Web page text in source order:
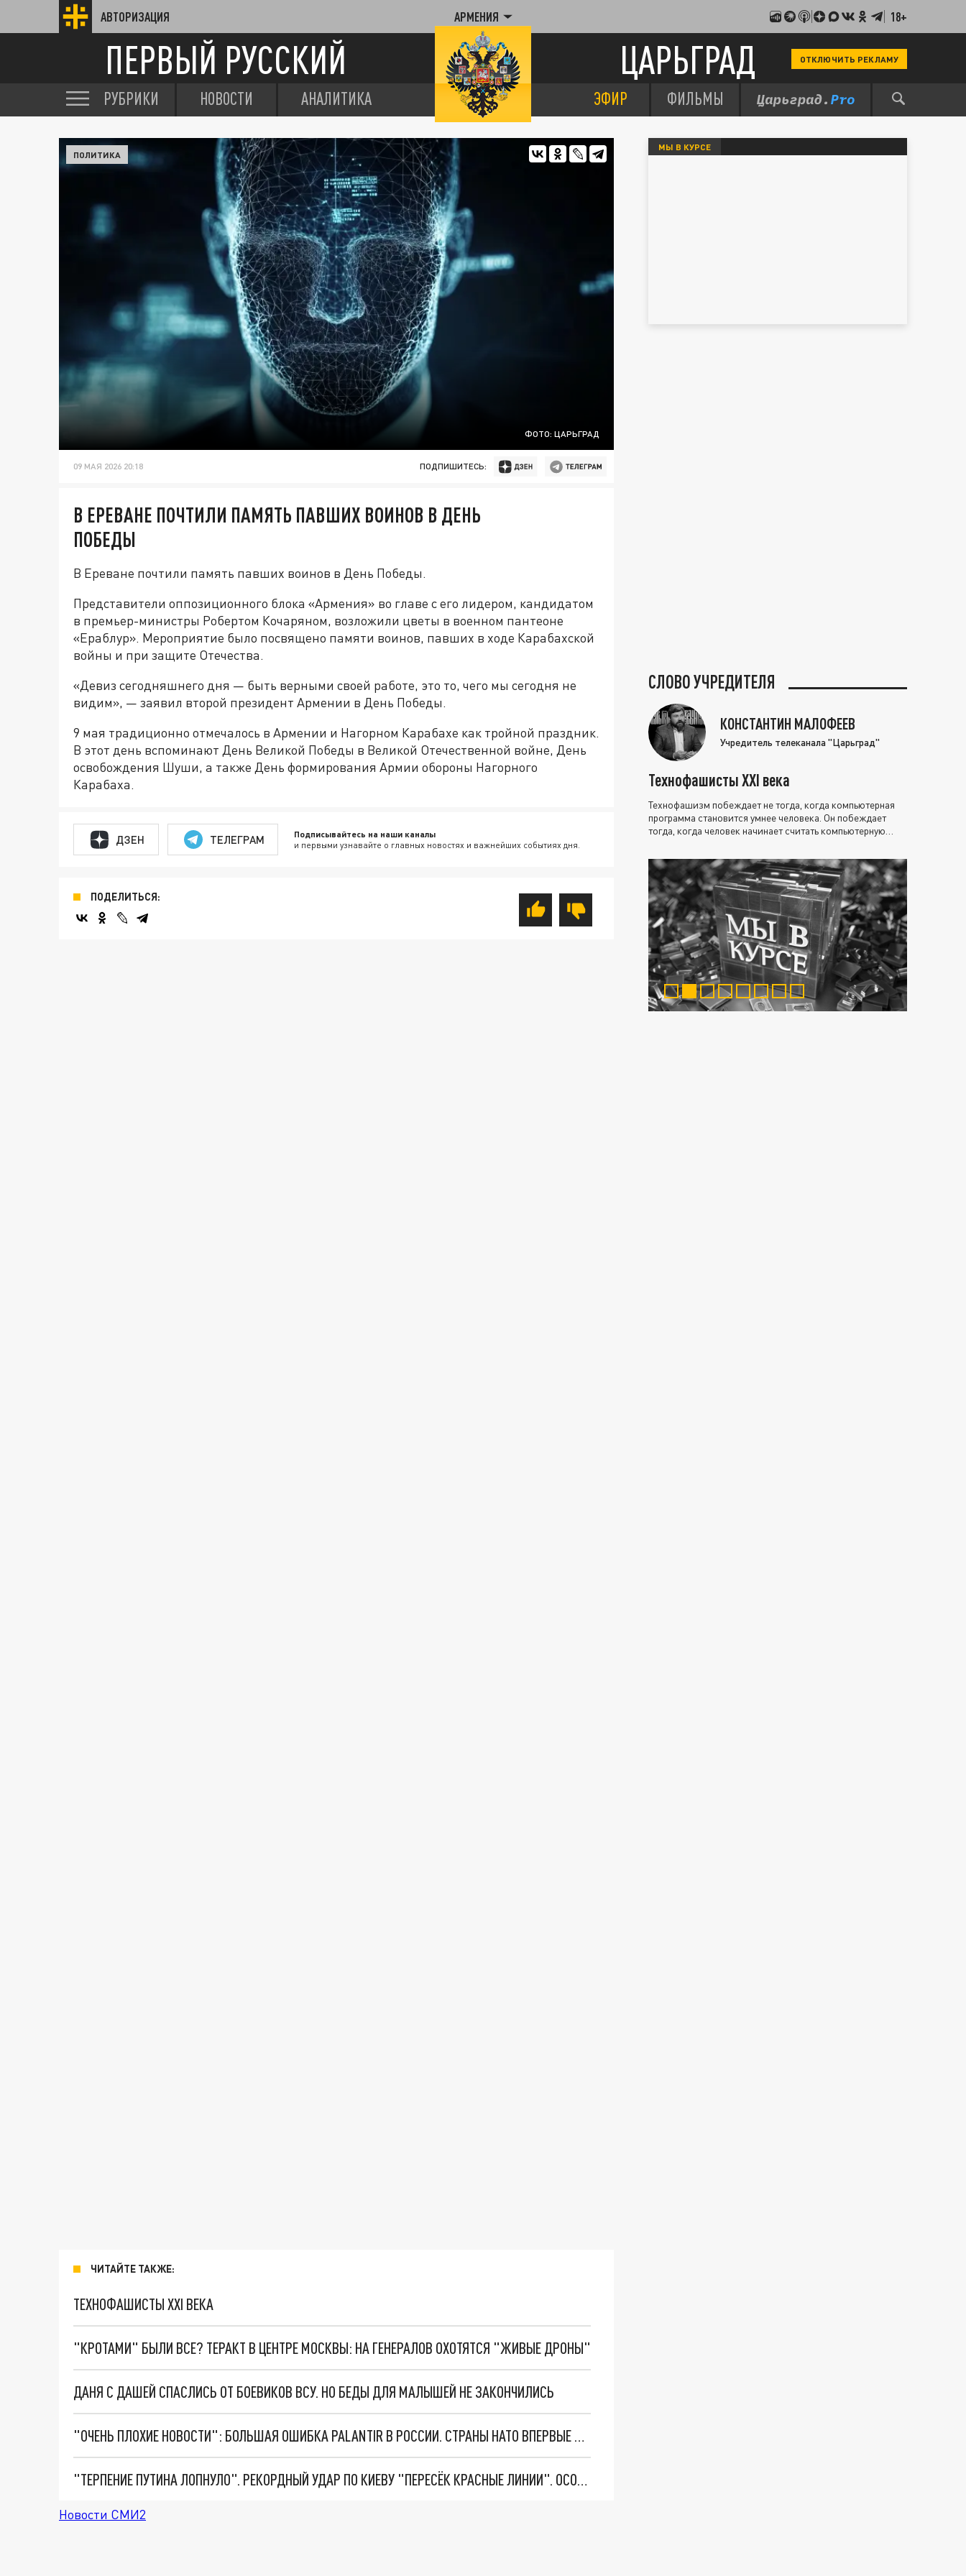
АВТОРИЗАЦИЯ АРМЕНИЯ 18+
ПЕРВЫЙ РУССКИЙ ЦАРЬГРАД ОТКЛЮЧИТЬ РЕКЛАМУ
РУБРИКИ НОВОСТИ АНАЛИТИКА ЭФИР ФИЛЬМЫ
ФОТО: ЦАРЬГРАД
ПОЛИТИКА
09 МАЯ 2026 20:18 ПОДПИШИТЕСЬ:
В ЕРЕВАНЕ ПОЧТИЛИ ПАМЯТЬ ПАВШИХ ВОИНОВ В ДЕНЬ
ПОБЕДЫ
В Ереване почтили память павших воинов в День Победы.
Представители оппозиционного блока «Армения» во главе с его лидером, кандидатом
в премьер-министры Робертом Кочаряном, возложили цветы в военном пантеоне
«Ераблур». Мероприятие было посвящено памяти воинов, павших в ходе Карабахской
войны и при защите Отечества.
«Девиз сегодняшнего дня — быть верными своей работе, это то, чего мы сегодня не
видим», — заявил второй президент Армении в День Победы.
9 мая традиционно отмечалось в Армении и Нагорном Карабахе как тройной праздник.
В этот день вспоминают День Великой Победы в Великой Отечественной войне, День
освобождения Шуши, а также День формирования Армии обороны Нагорного
Карабаха.
ДЗЕН ТЕЛЕГРАМ Подписывайтесь на наши каналы
и первыми узнавайте о главных новостях и важнейших событиях дня.
ПОДЕЛИТЬСЯ:
ЧИТАЙТЕ ТАКЖЕ:
ТЕХНОФАШИСТЫ XXI ВЕКА
"КРОТАМИ" БЫЛИ ВСЕ? ТЕРАКТ В ЦЕНТРЕ МОСКВЫ: НА ГЕНЕРАЛОВ ОХОТЯТСЯ "ЖИВЫЕ ДРОНЫ"
ДАНЯ С ДАШЕЙ СПАСЛИСЬ ОТ БОЕВИКОВ ВСУ. НО БЕДЫ ДЛЯ МАЛЫШЕЙ НЕ ЗАКОНЧИЛИСЬ
"ОЧЕНЬ ПЛОХИЕ НОВОСТИ": БОЛЬШАЯ ОШИБКА PALANTIR В РОССИИ. СТРАНЫ НАТО ВПЕРВЫЕ ЗА СВО ОСТАНОВИЛИ ПОСТАВКИ ОРУЖИЯ. ВСУ ТЕРЯЮТ ПРИГРАНИЧЬЕ?
"ТЕРПЕНИЕ ПУТИНА ЛОПНУЛО". РЕКОРДНЫЙ УДАР ПО КИЕВУ "ПЕРЕСЁК КРАСНЫЕ ЛИНИИ". ОСОБЫЕ СПЕЦЫ КНДР НА ЛБС? ТАЙНЫЕ ПЕРЕГОВОРЫ ЕВРОПЫ И МОСКВЫ
Новости СМИ2
МЫ В КУРСЕ
СЛОВО УЧРЕДИТЕЛЯ
КОНСТАНТИН МАЛОФЕЕВ
Учредитель телеканала "Царьград"
Технофашисты XXI века
Технофашизм побеждает не тогда, когда компьютерная
программа становится умнее человека. Он побеждает
тогда, когда человек начинает считать компьютерную